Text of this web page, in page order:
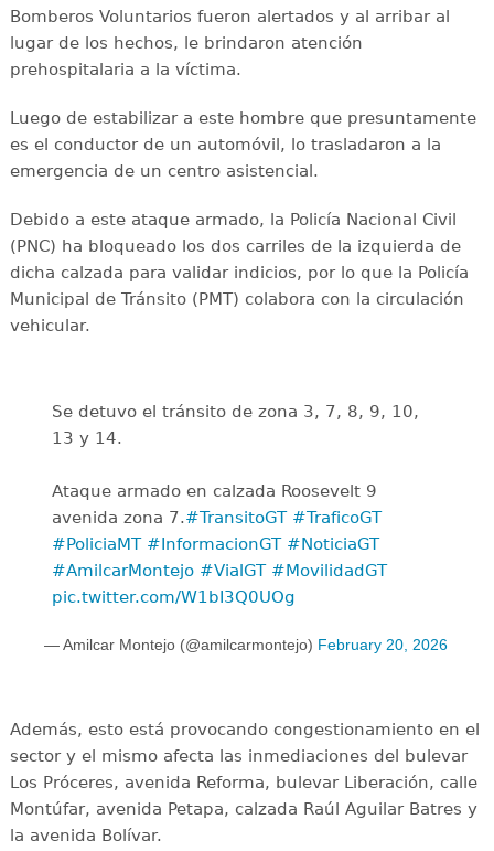
Bomberos Voluntarios fueron alertados y al arribar al
lugar de los hechos, le brindaron atención
prehospitalaria a la víctima.
Luego de estabilizar a este hombre que presuntamente
es el conductor de un automóvil, lo trasladaron a la
emergencia de un centro asistencial.
Debido a este ataque armado, la Policía Nacional Civil
(PNC) ha bloqueado los dos carriles de la izquierda de
dicha calzada para validar indicios, por lo que la Policía
Municipal de Tránsito (PMT) colabora con la circulación
vehicular.
Se detuvo el tránsito de zona 3, 7, 8, 9, 10,
13 y 14.
Ataque armado en calzada Roosevelt 9
avenida zona 7.#TransitoGT #TraficoGT
#PoliciaMT #InformacionGT #NoticiaGT
#AmilcarMontejo #VialGT #MovilidadGT
pic.twitter.com/W1bI3Q0UOg
— Amilcar Montejo (@amilcarmontejo) February 20, 2026
Además, esto está provocando congestionamiento en el
sector y el mismo afecta las inmediaciones del bulevar
Los Próceres, avenida Reforma, bulevar Liberación, calle
Montúfar, avenida Petapa, calzada Raúl Aguilar Batres y
la avenida Bolívar.